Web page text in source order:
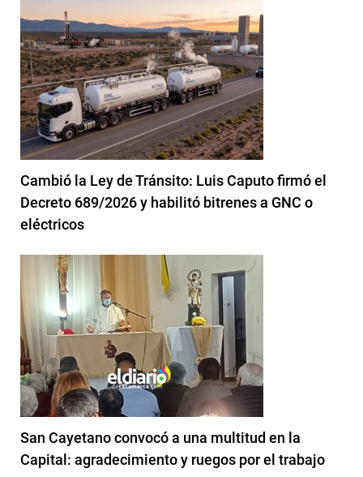
Cambió la Ley de Tránsito: Luis Caputo firmó el
Decreto 689/2026 y habilitó bitrenes a GNC o
eléctricos
San Cayetano convocó a una multitud en la
Capital: agradecimiento y ruegos por el trabajo